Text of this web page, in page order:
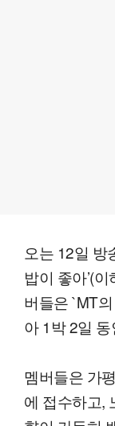
오는 12일 방
밥이 좋아’(
버들은 `MT
아 1박 2일
멤버들은 가
에 접수하고,